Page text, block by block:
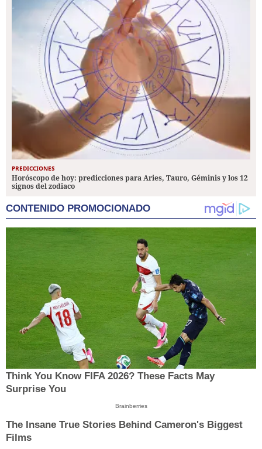
PREDICCIONES
Horóscopo de hoy: predicciones para Aries, Tauro, Géminis y los 12
signos del zodiaco
CONTENIDO PROMOCIONADO
Think You Know FIFA 2026? These Facts May
Surprise You
Brainberries
The Insane True Stories Behind Cameron's Biggest
Films